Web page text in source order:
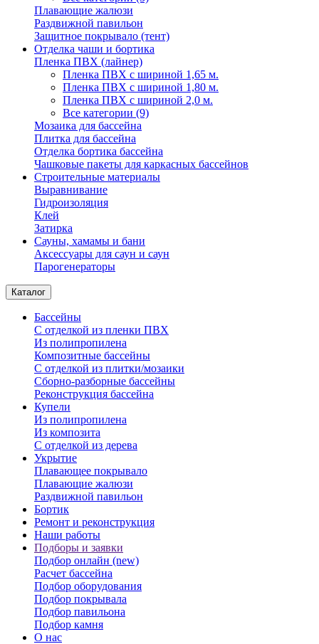
Плавающие жалюзи
Раздвижной павильон
Защитное покрывало (тент)
Отделка чаши и бортика
Пленка ПВХ (лайнер)
Пленка ПВХ с шириной 1,65 м.
Пленка ПВХ с шириной 1,80 м.
Пленка ПВХ с шириной 2,0 м.
Все категории (9)
Мозаика для бассейна
Плитка для бассейна
Отделка бортика бассейна
Чашковые пакеты для каркасных бассейнов
Строительные материалы
Выравнивание
Гидроизоляция
Клей
Затирка
Сауны, хамамы и бани
Аксессуары для саун и саун
Парогенераторы
Каталог
Бассейны
С отделкой из пленки ПВХ
Из полипропилена
Композитные бассейны
С отделкой из плитки/мозаики
Сборно-разборные бассейны
Реконструкция бассейна
Купели
Из полипропилена
Из композита
С отделкой из дерева
Укрытие
Плавающее покрывало
Плавающие жалюзи
Раздвижной павильон
Бортик
Ремонт и реконструкция
Наши работы
Подборы и заявки
Подбор онлайн (new)
Расчет бассейна
Подбор оборудования
Подбор покрывала
Подбор павильона
Подбор камня
О нас